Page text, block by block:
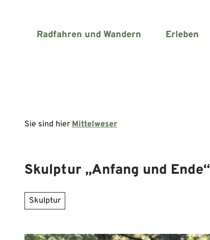
Radfahren und Wandern Erleben
Sie sind hier Mittelweser
Skulptur „Anfang und
Skulptur